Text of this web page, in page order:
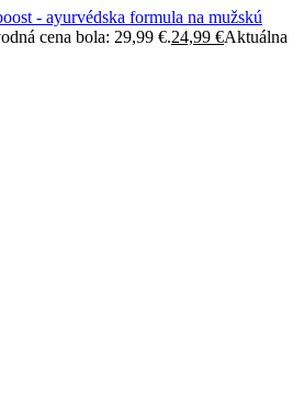
- ayurvédska formula na mužskú
cena bola: 29,99 €.24,99 €Aktuálna